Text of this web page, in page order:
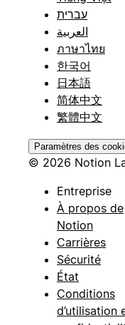
עברית
العربية
ภาษาไทย
한국어
日本語
简体中文
繁體中文
Paramètres des
© 2026 Notion
Entreprise
À propos de
Notion
Carrières
Sécurité
État
Conditions
d’utilisation